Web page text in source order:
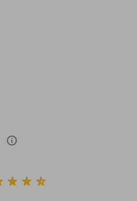
info_outlined